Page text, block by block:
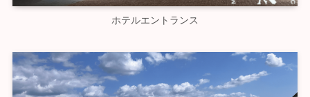
ホテルエントランス